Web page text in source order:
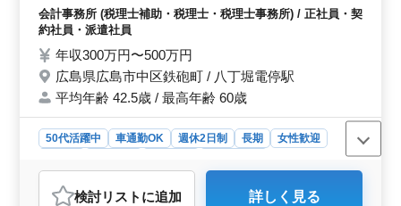
回業務（会計処理指導、会計監査） ・法人
及び個人の税務会計業務 ・各種税務申告書
業承継等のサポート ＊ポイント＊ ・完全週
休2日制 ・中高年活躍中 ・交通費支給 ・社
会保険完備 ・駅チカ ・マイカー通勤可能 ＼
まずはお気軽にお問い合わせください／
会計事務所 (税理士補助・税理士・税理士事務所) / 正社員・契
約社員・派遣社員
年収300万円〜500万円
広島県広島市中区鉄砲町 / 八丁堀電停駅
平均年齢 42.5歳 / 最高年齢 60歳
50代活躍中 車通勤OK 週休2日制 長期
女性歓迎
おすすめポイント
検討リスト に追加 詳しく見る